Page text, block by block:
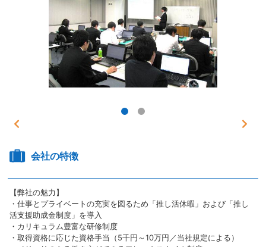
会社の特徴
【弊社の魅力】
・仕事とプライベートの充実を図るため「推し活休暇」および「推し
活支援助成金制度」を導入
・カリキュラム豊富な研修制度
・取得資格に応じた資格手当（5千円～10万円／当社規定による）